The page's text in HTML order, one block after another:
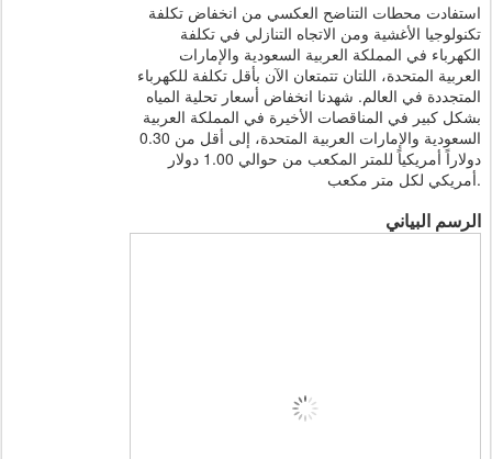
استفادت محطات التناضح العكسي من انخفاض تكلفة
تكنولوجيا الأغشية ومن الاتجاه التنازلي في تكلفة
الكهرباء في المملكة العربية السعودية والإمارات
العربية المتحدة، اللتان تتمتعان الآن بأقل تكلفة للكهرباء
المتجددة في العالم. شهدنا انخفاض أسعار تحلية المياه
بشكل كبير في المناقصات الأخيرة في المملكة العربية
السعودية والإمارات العربية المتحدة، إلى أقل من 0.30
دولاراً أمريكياً للمتر المكعب من حوالي 1.00 دولار
أمريكي لكل متر مكعب.
الرسم البياني